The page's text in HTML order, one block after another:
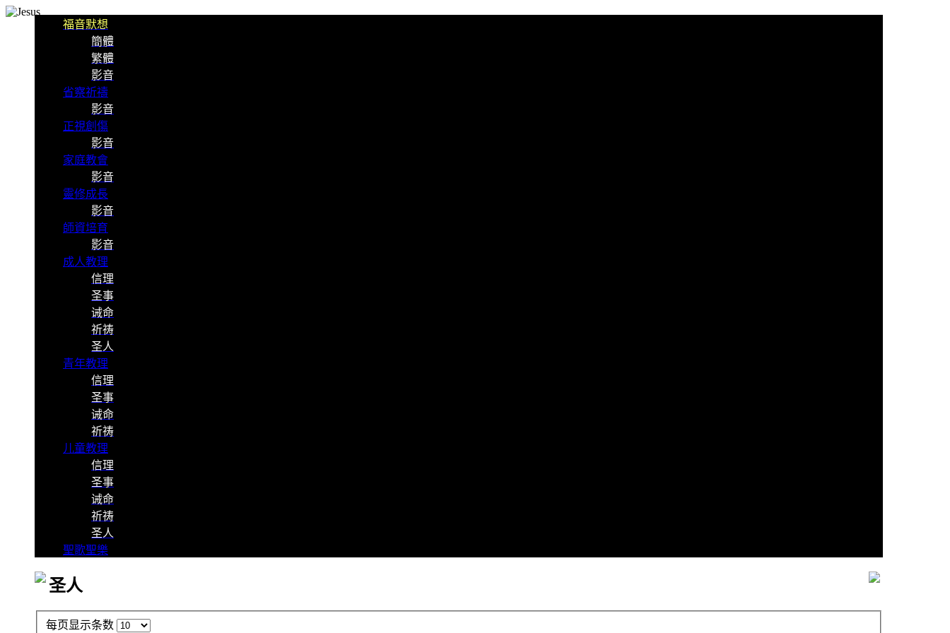
福音默想
簡體
繁體
影音
省察祈禱
影音
正視創傷
影音
家庭教會
影音
靈修成長
影音
師資培育
影音
成人教理
信理
圣事
诫命
祈祷
圣人
青年教理
信理
圣事
诫命
祈祷
儿童教理
信理
圣事
诫命
祈祷
圣人
聖歌聖樂
圣人
每页显示条数